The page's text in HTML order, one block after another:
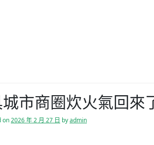
市商圈炊火氣回來
on2026 年 2 月 27 日 byadmin